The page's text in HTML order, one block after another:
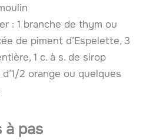
: 1 branche de thym ou
de piment d’Espelette, 3
1 c. à s. de sirop
2 orange ou quelques
à pas